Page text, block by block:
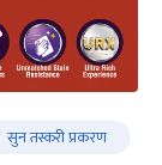
सुन तस्करी प्रकरण